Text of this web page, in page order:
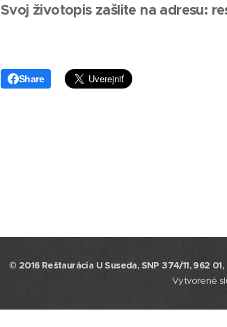
Svoj životopis zašlite na adresu:
Share
© 2016 Reštaurácia U Suseda, SNP 374/11, 962
Vytvorené